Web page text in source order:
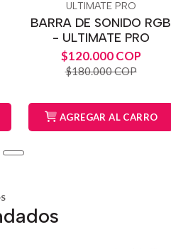
ULTIMATE PRO
BARRA DE SONIDO RGB
- ULTIMATE PRO
$120.000 COP
$180.000 COP
AGREGAR AL CARRO